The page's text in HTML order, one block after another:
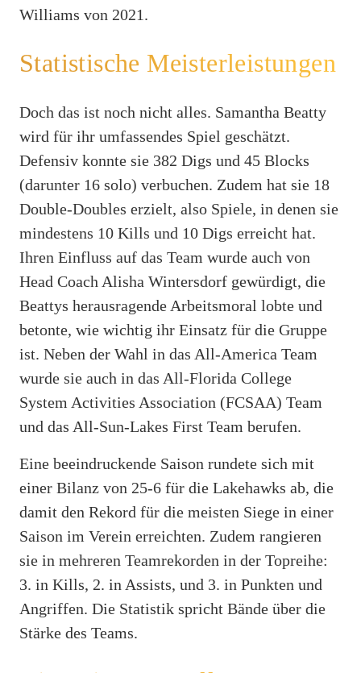
Williams von 2021.
Statistische Meisterleistungen
Doch das ist noch nicht alles. Samantha Beatty
wird für ihr umfassendes Spiel geschätzt.
Defensiv konnte sie 382 Digs und 45 Blocks
(darunter 16 solo) verbuchen. Zudem hat sie 18
Double-Doubles erzielt, also Spiele, in denen sie
mindestens 10 Kills und 10 Digs erreicht hat.
Ihren Einfluss auf das Team wurde auch von
Head Coach Alisha Wintersdorf gewürdigt, die
Beattys herausragende Arbeitsmoral lobte und
betonte, wie wichtig ihr Einsatz für die Gruppe
ist. Neben der Wahl in das All-America Team
wurde sie auch in das All-Florida College
System Activities Association (FCSAA) Team
und das All-Sun-Lakes First Team berufen.
Eine beeindruckende Saison rundete sich mit
einer Bilanz von 25-6 für die Lakehawks ab, die
damit den Rekord für die meisten Siege in einer
Saison im Verein erreichten. Zudem rangieren
sie in mehreren Teamrekorden in der Topreihe:
3. in Kills, 2. in Assists, und 3. in Punkten und
Angriffen. Die Statistik spricht Bände über die
Stärke des Teams.